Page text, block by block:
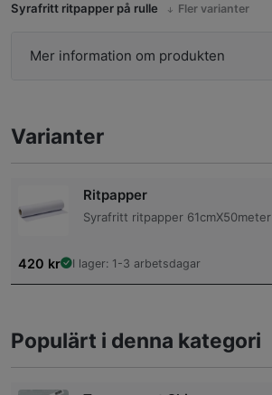
Syrafritt ritpapper på rulle Fler varianter
Mer information om produkten
Varianter
Ritpapper
Syrafritt ritpapper 61cmX50meter
420 kr I lager: 1-3 arbetsdagar
Populärt i denna kategori